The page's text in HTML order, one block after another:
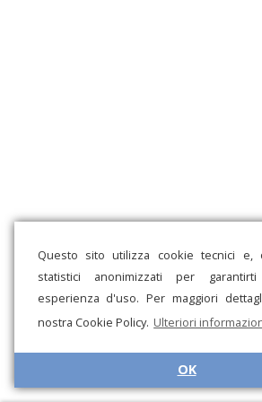
Questo sito utilizza cookie tecnici e,
statistici anonimizzati per
esperienza d'uso. Per maggiori
nostra Cookie Policy. Ulteriori
OK